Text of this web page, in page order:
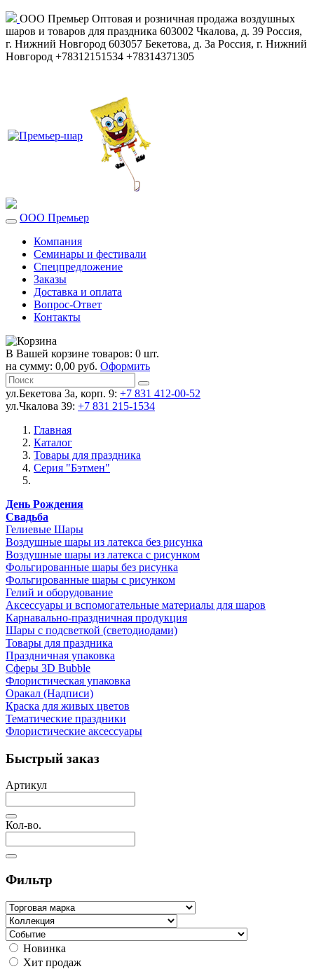
ООО Премьер Оптовая и розничная продажа воздушных
шаров и товаров для праздника 603002 Чкалова, д. 39 Россия,
г. Нижний Новгород 603057 Бекетова, д. 3а Россия, г. Нижний
Новгород +78312151534 +78314371305
ООО Премьер
Компания
Семинары и фестивали
Спецпредложение
Заказы
Доставка и оплата
Вопрос-Ответ
Контакты
В Вашей корзине товаров: 0 шт.
на сумму: 0,00 руб. Оформить
ул.Бекетова 3а, корп. 9: +7 831 412-00-52
ул.Чкалова 39: +7 831 215-1534
Главная
Каталог
Товары для праздника
Серия "Бэтмен"
День Рождения
Свадьба
Гелиевые Шары
Воздушные шары из латекса без рисунка
Воздушные шары из латекса с рисунком
Фольгированные шары без рисунка
Фольгированные шары с рисунком
Гелий и оборудование
Аксессуары и вспомогательные материалы для шаров
Карнавально-праздничная продукция
Шары с подсветкой (светодиодами)
Товары для праздника
Праздничная упаковка
Сферы 3D Bubble
Флористическая упаковка
Оракал (Надписи)
Краска для живых цветов
Тематические праздники
Флористические аксессуары
Быстрый заказ
Артикул
Кол-во.
Фильтр
Новинка
Хит продаж